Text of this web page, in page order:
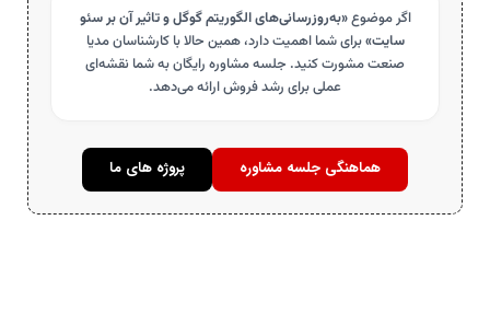
اگر موضوع«به‌روزرسانی‌های الگوریتم گوگل و تاثیر آن بر سئو
سایت»برای شما اهمیت دارد، همین حالا با کارشناسان مدیا
صنعت مشورت کنید. جلسه مشاوره رایگان به شما نقشه‌ای
عملی برای رشد فروش ارائه می‌دهد.
هماهنگی جلسه مشاوره پروژه های ما